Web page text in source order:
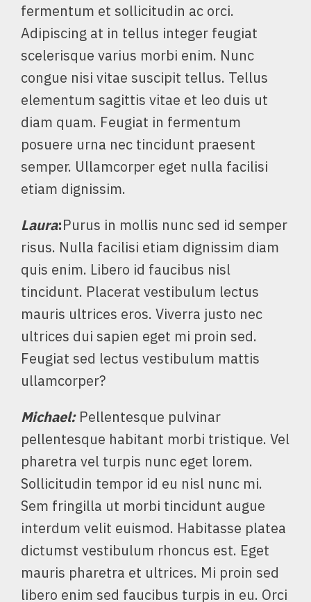
fermentum et sollicitudin ac orci.
Adipiscing at in tellus integer feugiat
scelerisque varius morbi enim. Nunc
congue nisi vitae suscipit tellus. Tellus
elementum sagittis vitae et leo duis ut
diam quam. Feugiat in fermentum
posuere urna nec tincidunt praesent
semper. Ullamcorper eget nulla facilisi
etiam dignissim.
Laura:Purus in mollis nunc sed id semper
risus. Nulla facilisi etiam dignissim diam
quis enim. Libero id faucibus nisl
tincidunt. Placerat vestibulum lectus
mauris ultrices eros. Viverra justo nec
ultrices dui sapien eget mi proin sed.
Feugiat sed lectus vestibulum mattis
ullamcorper?
Michael:Pellentesque pulvinar
pellentesque habitant morbi tristique. Vel
pharetra vel turpis nunc eget lorem.
Sollicitudin tempor id eu nisl nunc mi.
Sem fringilla ut morbi tincidunt augue
interdum velit euismod. Habitasse platea
dictumst vestibulum rhoncus est. Eget
mauris pharetra et ultrices. Mi proin sed
libero enim sed faucibus turpis in eu. Orci